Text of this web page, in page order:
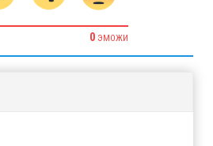
0 ЭМОЖИ